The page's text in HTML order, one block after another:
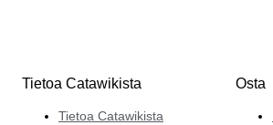
Tietoa Catawikista
Tietoa Catawikista
Osta